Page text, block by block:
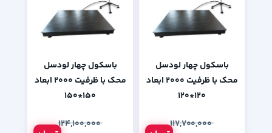
باسکول چهار لودسل
محک با ظرفیت 2000 ابعاد
120*120
۱۱۷,۷۰۰,۰۰۰
باسکول چهار لودسل
محک با ظرفیت 2000 ابعاد
150*150
۱۲۴,۱۰۰,۰۰۰